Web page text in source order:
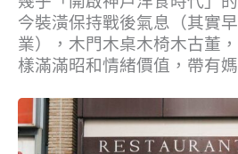
今裝潢保持戰後氣息（其實
業），木門木桌木椅木古董
樣滿滿昭和情緒價值，帶有